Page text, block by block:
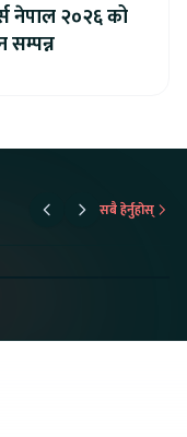
नेपाल २०२६ को
सम्पन्न
सबै हेर्नुहोस्